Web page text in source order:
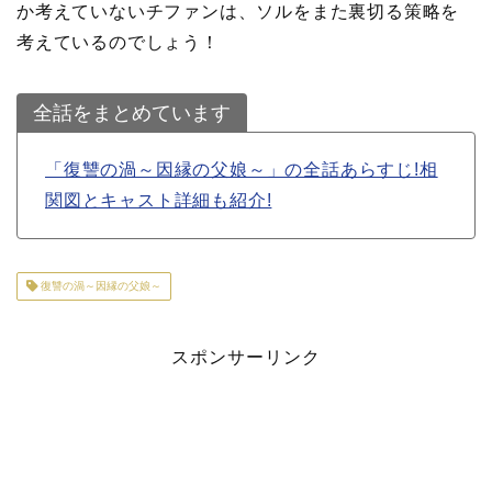
か考えていないチファンは、ソルをまた裏切る策略を
考えているのでしょう！
全話をまとめています
「復讐の渦～因縁の父娘～」の全話あらすじ!相
関図とキャスト詳細も紹介!
復讐の渦～因縁の父娘～
スポンサーリンク